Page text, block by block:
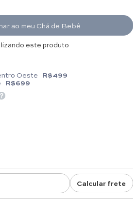
ao meu Chá de Bebê
este produto
Oeste R$499
R$699
Calcular frete